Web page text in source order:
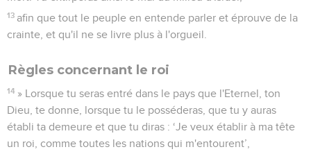
13 afin que tout le peuple en entende parler et éprouve de la
crainte, et qu'il ne se livre plus à l'orgueil.
Règles concernant le roi
14 » Lorsque tu seras entré dans le pays que l'Eternel, ton
Dieu, te donne, lorsque tu le posséderas, que tu y auras
établi ta demeure et que tu diras : ‘Je veux établir à ma tête
un roi, comme toutes les nations qui m'entourent’,